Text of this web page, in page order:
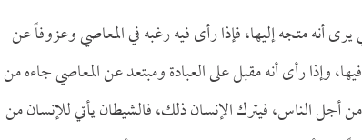
أنه متجه إليها، فإذا رأى فيه رغبه في المعاصي وعزوفاً عن
وإذا رأى أنه مقبل على العبادة ومبتعد عن المعاصي جاءه من
أجل الناس، فيترك الإنسان ذلك، فالشيطان يأتي للإنسان من